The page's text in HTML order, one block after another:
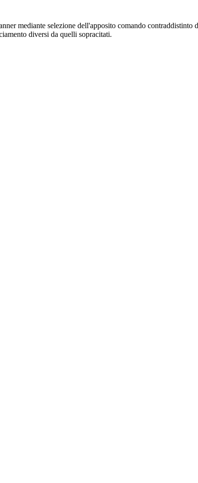
mediante selezione dell'apposito comando
diversi da quelli sopracitati.